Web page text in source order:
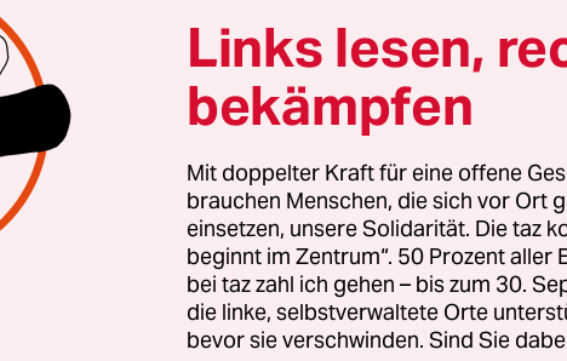
Spieler. Es ist Sonntagmorgen in der Stadt
Himmel ist wolkenverhangen, aber immerhin
Pétanque-Spieler, die aus dem ganzen Norden
optimale Voraussetzungen. Bevor die Auslosung
beginnt, spielen sie sich ein. Das Interesse ist
nicht unter den Teilnehmenden.
Ehrenpräsident der Liga Borgou Alibori,
„Pétanque wird bei uns zunehmend populär. Die
jeder kann sie spielen.“ Ein Vorteil gegenüber
Links lesen,
bekämpfen
Mit doppelter Kraft für eine offene
brauchen Menschen, die sich vor Ort
einsetzen, unsere Solidarität. Die taz
beginnt im Zentrum“. 50 Prozent aller
bei taz zahl ich gehen – bis zum 30.
die linke, selbstverwaltete Orte
bevor sie verschwinden. Sind Sie